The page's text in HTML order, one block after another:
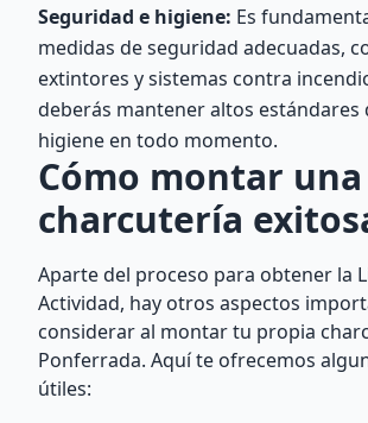
Seguridad e higiene: Es
medidas de seguridad adecuadas,
extintores y sistemas contra
deberás mantener altos estándares
higiene en todo momento.
Cómo montar una
charcutería
Aparte del proceso para obtener la
Actividad, hay otros aspectos
considerar al montar tu propia
Ponferrada. Aquí te ofrecemos
útiles: